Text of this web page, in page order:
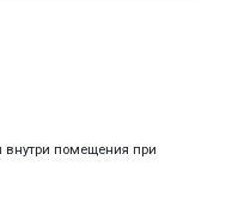
внутри помещения при